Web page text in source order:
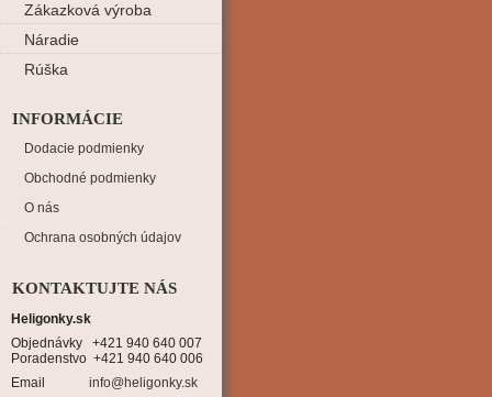
Zákazková výroba
Náradie
Rúška
INFORMÁCIE
Dodacie podmienky
Obchodné podmienky
O nás
Ochrana osobných údajov
KONTAKTUJTE NÁS
Heligonky.sk
Objednávky   +421 940 640 007
Poradenstvo  +421 940 640 006
Email
info@heligonky.sk